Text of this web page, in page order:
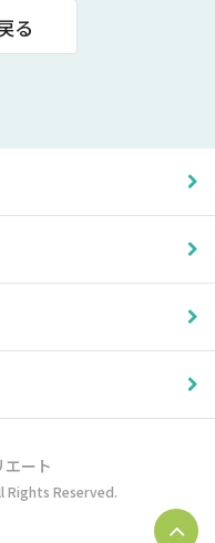
る
ート
Reserved.